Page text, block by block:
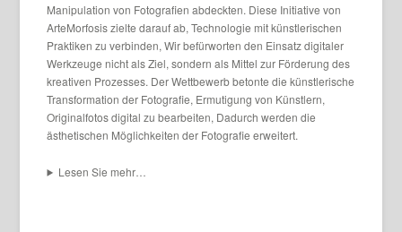
Manipulation von Fotografien abdeckten. Diese Initiative von
ArteMorfosis zielte darauf ab, Technologie mit künstlerischen
Praktiken zu verbinden, Wir befürworten den Einsatz digitaler
Werkzeuge nicht als Ziel, sondern als Mittel zur Förderung des
kreativen Prozesses. Der Wettbewerb betonte die künstlerische
Transformation der Fotografie, Ermutigung von Künstlern,
Originalfotos digital zu bearbeiten, Dadurch werden die
ästhetischen Möglichkeiten der Fotografie erweitert.
Lesen Sie mehr…